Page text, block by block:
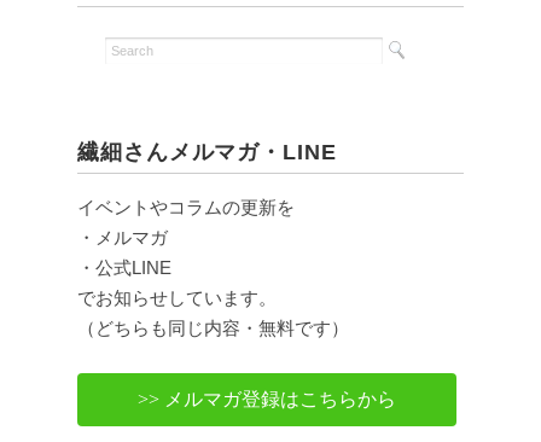
繊細さんメルマガ・LINE
イベントやコラムの更新を
・メルマガ
・公式LINE
でお知らせしています。
（どちらも同じ内容・無料です）
>> メルマガ登録はこちらから